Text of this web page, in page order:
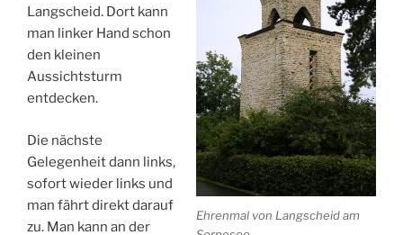
Ehrenmal von Langscheid am
Langscheid. Dort kann
man linker Hand schon
den kleinen
Aussichtsturm
entdecken.
Die nächste
Gelegenheit dann links,
sofort wieder links und
man fährt direkt darauf
zu. Man kann an der